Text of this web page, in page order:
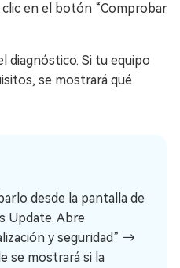
clic en el botón “Comprobar
diagnóstico. Si tu equipo
se mostrará qué
desde la pantalla de
Update. Abre
y seguridad” →
se mostrará si la